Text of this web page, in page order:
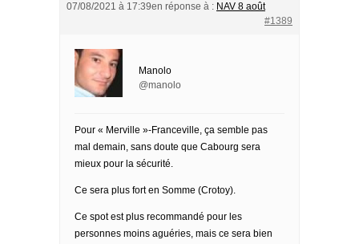
07/08/2021 à 17:39en réponse à : NAV 8 août
#1389
Manolo
@manolo
Pour « Merville »-Franceville, ça semble pas
mal demain, sans doute que Cabourg sera
mieux pour la sécurité.
Ce sera plus fort en Somme (Crotoy).
Ce spot est plus recommandé pour les
personnes moins aguéries, mais ce sera bien